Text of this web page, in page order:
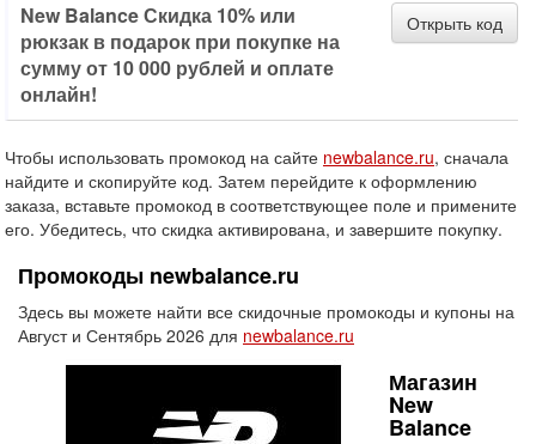
New Balance Скидка 10% или
рюкзак в подарок при покупке на
сумму от 10 000 рублей и оплате
онлайн!
Открыть код
Чтобы использовать промокод на сайте newbalance.ru, сначала
найдите и скопируйте код. Затем перейдите к оформлению
заказа, вставьте промокод в соответствующее поле и примените
его. Убедитесь, что скидка активирована, и завершите покупку.
Промокоды newbalance.ru
Здесь вы можете найти все скидочные промокоды и купоны на
Август и Сентябрь 2026 для newbalance.ru
Магазин
New
Balance